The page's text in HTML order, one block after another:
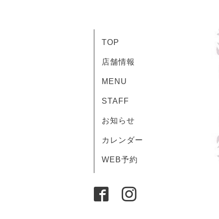
TOP
店舗情報
MENU
STAFF
お知らせ
カレンダー
WEB予約